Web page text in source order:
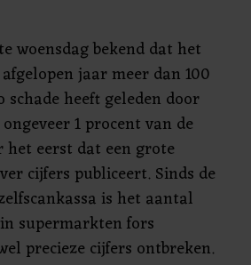
woensdag bekend dat het
jaar meer dan 100
heeft geleden door
1 procent van de
het eerst dat een grote
cijfers publiceert. Sinds de
is het aantal
supermarkten fors
precieze cijfers ontbreken.